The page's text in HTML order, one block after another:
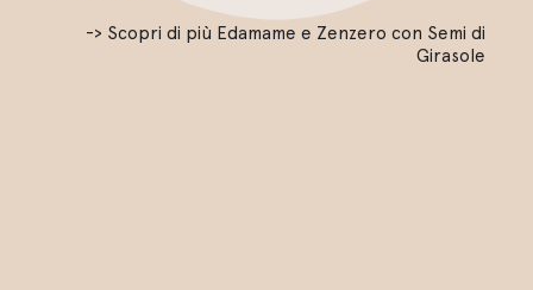
-> Scopri di più Edamame e Zenzero con Semi di
Girasole